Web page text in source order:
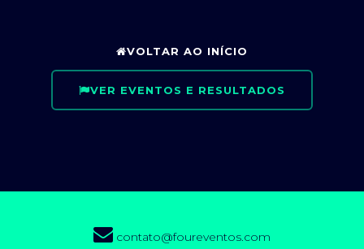
VOLTAR AO INÍCIO
VER EVENTOS E RESULTADOS
contato@foureventos.com